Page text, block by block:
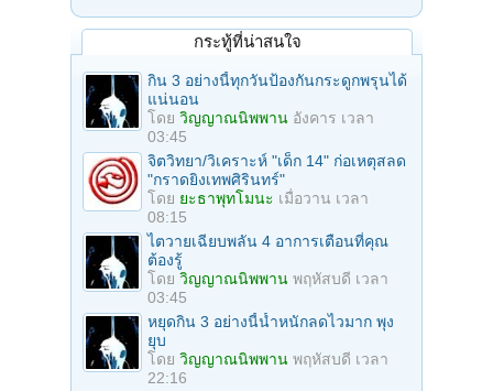
กระทู้ที่น่าสนใจ
กิน 3 อย่างนี้ทุกวันป้องกันกระดูกพรุนได้
แน่นอน
โดย วิญญาณนิพพาน อังคาร เวลา
03:45
จิตวิทยา/วิเคราะห์ "เด็ก 14" ก่อเหตุสลด
"กราดยิงเทพศิรินทร์"
โดย ยะธาพุทโมนะ เมื่อวาน เวลา
08:15
ไตวายเฉียบพลัน 4 อาการเตือนที่คุณ
ต้องรู้
โดย วิญญาณนิพพาน พฤหัสบดี เวลา
03:45
หยุดกิน 3 อย่างนี้น้ำหนักลดไวมาก พุง
ยุบ
โดย วิญญาณนิพพาน พฤหัสบดี เวลา
22:16